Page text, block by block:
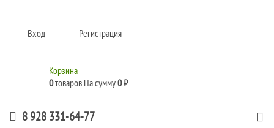
Вход Регистрация
Корзина
0товаров На сумму0 ₽
8 928 331-64-77